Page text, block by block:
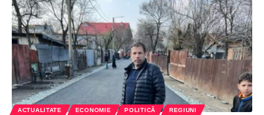
ACTUALITATE ECONOMIE POLITICĂ REGIUNI